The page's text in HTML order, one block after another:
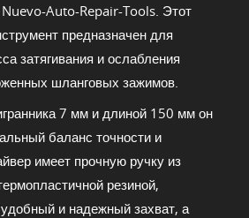
Auto-Repair-Tools. Этот
предназначен для
затягивания и ослабления
шланговых зажимов.
7 мм и длиной 150 мм он
баланс точности и
имеет прочную ручку из
резиной,
и надежный захват, а